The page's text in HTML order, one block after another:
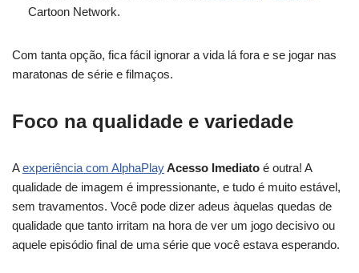
Cartoon Network.
Com tanta opção, fica fácil ignorar a vida lá fora e se jogar nas
maratonas de série e filmaços.
Foco na qualidade e variedade
Aexperiência com AlphaPlayAcesso Imediato é outra! A
qualidade de imagem é impressionante, e tudo é muito estável,
sem travamentos. Você pode dizer adeus àquelas quedas de
qualidade que tanto irritam na hora de ver um jogo decisivo ou
aquele episódio final de uma série que você estava esperando.